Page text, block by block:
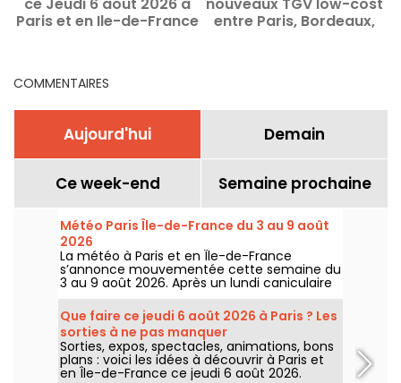
Paris et en Ile-de-France
entre Paris, Bordeaux,
COMMENTAIRES
Aujourd'hui Demain
Ce week-end Semaine prochaine
Météo Paris Île-de-France du 3 au 9 août
2026
La météo à Paris et en Île-de-France
s’annonce mouvementée cette semaine du
3 au 9 août 2026. Après un lundi caniculaire
marqué par un risque d’orages, les
températures vont progressivement baisser
avant le retour d’un temps plus chaud et
ensoleillé pour le week-end.
Que faire ce jeudi 6 août 2026 à Paris ? Les
sorties à ne pas manquer
Sorties, expos, spectacles, animations, bons
plans : voici les idées à découvrir à Paris et
en Île-de-France ce jeudi 6 août 2026.